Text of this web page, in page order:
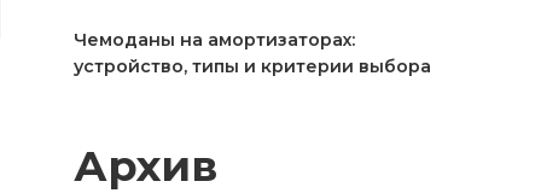
Чемоданы на амортизаторах:
устройство, типы и критерии выбора
Архив